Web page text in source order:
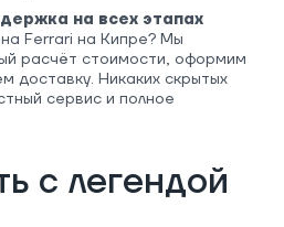
на всех этапах
Ferrari на Кипре? Мы
расчёт стоимости, оформим
доставку. Никаких скрытых
сервис и полное
с легендой